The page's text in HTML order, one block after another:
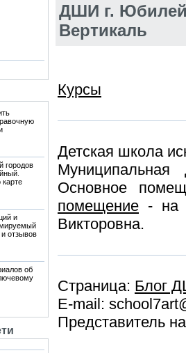
городов
карте
и
отзывов
об
ДШИ г.
Вертикаль
Курсы
Детская школа
Основное
помещение - на
Викторовна.
Страница: Блог
E-mail:
Представитель